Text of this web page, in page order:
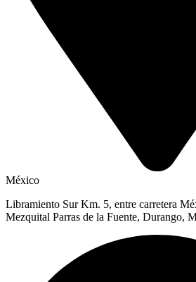
México
Libramiento Sur Km. 5, entre carretera
Mezquital Parras de la Fuente, Durango,